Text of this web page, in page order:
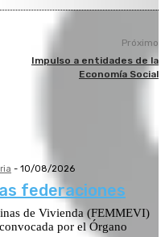
Próximo
Impulso a entidades de la
Economía Social
- 10/08/2026
federaciones
de Vivienda (FEMMEVI)
por el Órgano